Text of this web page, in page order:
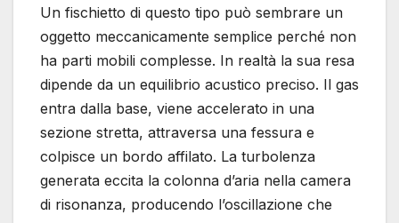
Un fischietto di questo tipo può sembrare un
oggetto meccanicamente semplice perché non
ha parti mobili complesse. In realtà la sua resa
dipende da un equilibrio acustico preciso. Il gas
entra dalla base, viene accelerato in una
sezione stretta, attraversa una fessura e
colpisce un bordo affilato. La turbolenza
generata eccita la colonna d’aria nella camera
di risonanza, producendo l’oscillazione che